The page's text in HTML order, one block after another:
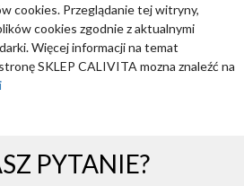
cookies. Przeglądanie tej witryny,
cookies zgodnie z aktualnymi
Więcej informacji na temat
SKLEP CALIVITA mozna znaleźć na
PYTANIE?